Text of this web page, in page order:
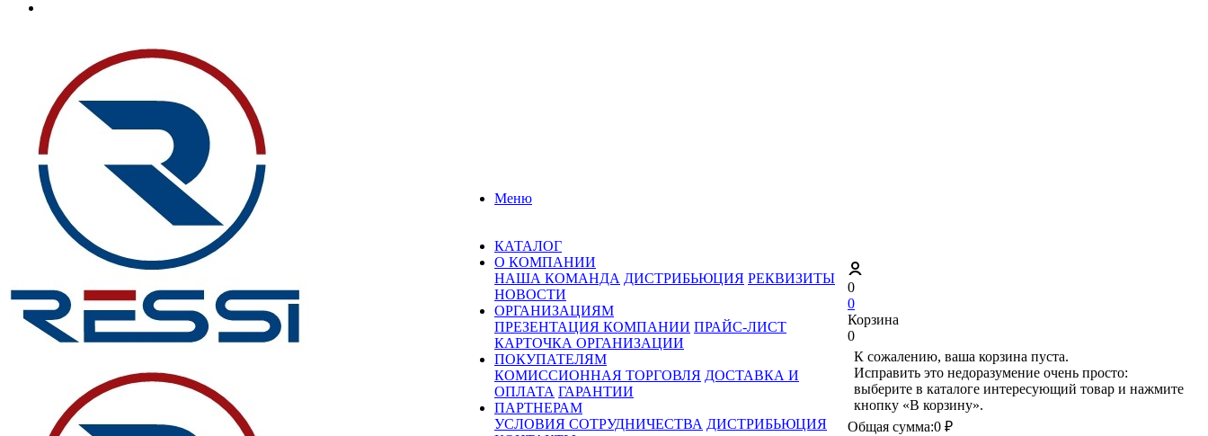
Меню
КАТАЛОГ
О КОМПАНИИ
НАША КОМАНДА ДИСТРИБЬЮЦИЯ РЕКВИЗИТЫ
НОВОСТИ
ОРГАНИЗАЦИЯМ
ПРЕЗЕНТАЦИЯ КОМПАНИИ ПРАЙС-ЛИСТ
КАРТОЧКА ОРГАНИЗАЦИИ
ПОКУПАТЕЛЯМ
КОМИССИОННАЯ ТОРГОВЛЯ ДОСТАВКА И
ОПЛАТА ГАРАНТИИ
ПАРТНЕРАМ
УСЛОВИЯ СОТРУДНИЧЕСТВА ДИСТРИБЬЮЦИЯ
0
0
Корзина
0
К сожалению, ваша корзина пуста.
Исправить это недоразумение очень просто:
выберите в каталоге интересующий товар и нажмите
кнопку «В корзину».
Общая сумма:0 ₽